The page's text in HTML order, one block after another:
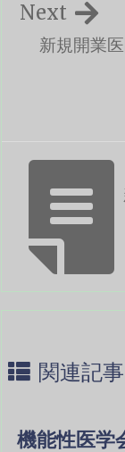
新規開業
Next
関連記事
機能性医学